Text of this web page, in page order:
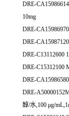
DRE-
10mg
DRE-
DRE-
DRE-C13112600
DRE-C15312100
DRE-
DRE-
醇/水,100 μg/